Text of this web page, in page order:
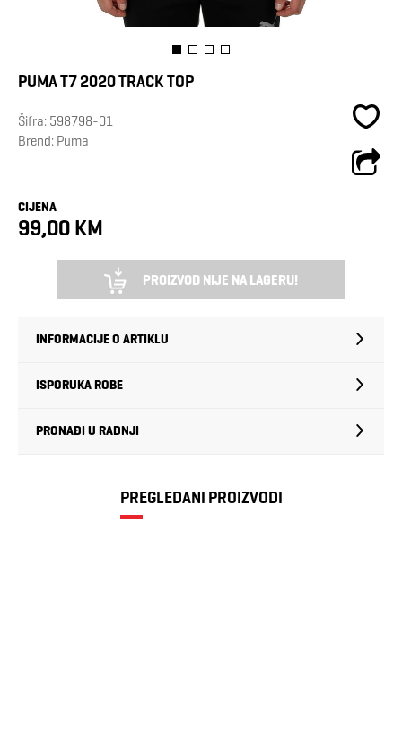
PUMA T7 2020 TRACK TOP
Šifra: 598798-01
Brend: Puma
CIJENA
99,00 KM
PROIZVOD NIJE NA LAGERU!
INFORMACIJE O ARTIKLU
ISPORUKA ROBE
PRONAĐI U RADNJI
PREGLEDANI PROIZVODI